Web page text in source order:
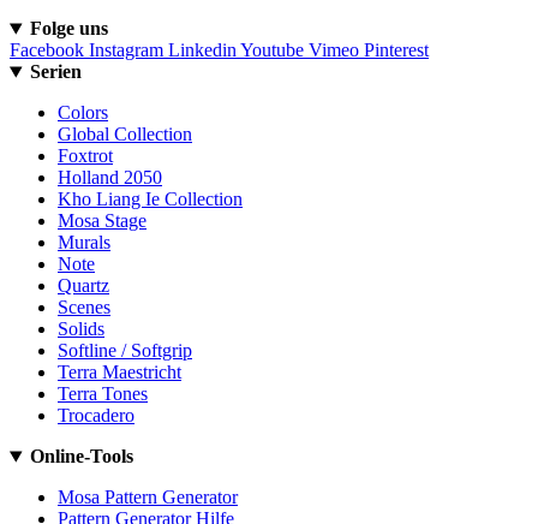
Folge uns
Facebook Instagram Linkedin Youtube Vimeo Pinterest
Serien
Colors
Global Collection
Foxtrot
Holland 2050
Kho Liang Ie Collection
Mosa Stage
Murals
Note
Quartz
Scenes
Solids
Softline / Softgrip
Terra Maestricht
Terra Tones
Trocadero
Online-Tools
Mosa Pattern Generator
Pattern Generator Hilfe